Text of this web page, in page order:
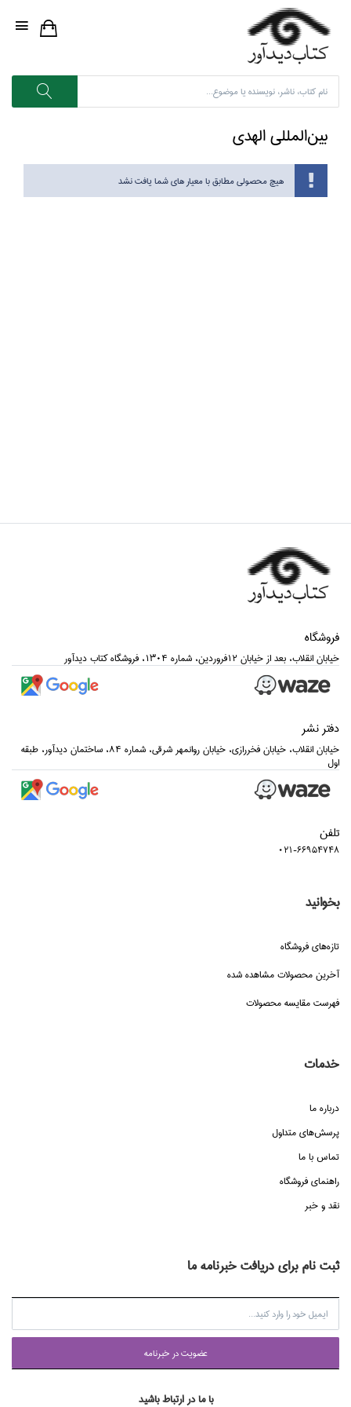
بين‌المللي الهدي
هیچ محصولی مطابق با معیار های شما یافت نشد
فروشگاه
خيابان انقلاب، بعد از خيابان 12فروردين، شماره 1304، فروشگاه كتاب ديدآور
دفتر نشر
خيابان انقلاب، خيابان فخررازي، خيابان روانمهر شرقي، شماره 84، ساختمان ديدآور، طبقه
اول
تلفن
021-66954748
بخوانید
تازه‌هاي فروشگاه
آخرین محصولات مشاهده شده
فهرست مقایسه محصولات
خدمات
درباره ما
پرسش‌هاي متداول
تماس با ما
راهنماي فروشگاه
نقد و خبر
ثبت نام برای دریافت خبرنامه ما
عضويت در خبرنامه
با ما در ارتباط باشید